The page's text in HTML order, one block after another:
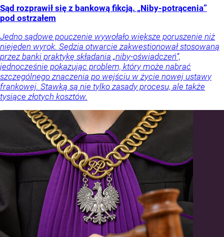
Sąd rozprawił się z bankową fikcją. „Niby-potrącenia”
pod ostrzałem
Jedno sądowe pouczenie wywołało większe poruszenie niż
niejeden wyrok. Sędzia otwarcie zakwestionował stosowaną
przez banki praktykę składania „niby-oświadczeń”,
jednocześnie pokazując problem, który może nabrać
szczególnego znaczenia po wejściu w życie nowej ustawy
frankowej. Stawką są nie tylko zasady procesu, ale także
tysiące złotych kosztów.